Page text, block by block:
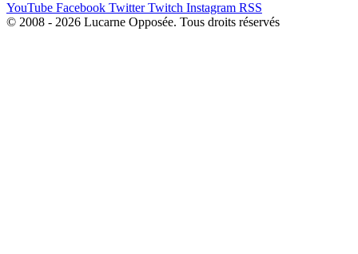
YouTube Facebook Twitter Twitch Instagram RSS
© 2008 - 2026 Lucarne Opposée. Tous droits réservés